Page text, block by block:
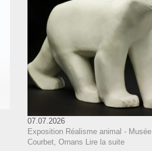
07.07.2026
Exposition Réalisme animal - Musée
Courbet, Ornans
Lire la suite